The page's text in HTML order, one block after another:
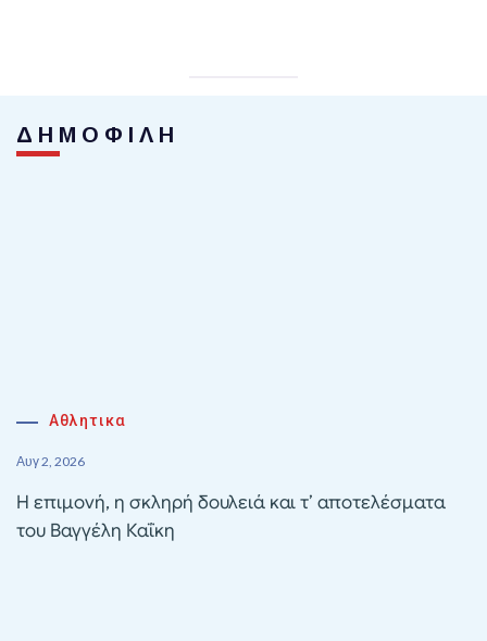
ΔΗΜΟΦΙΛΗ
Αθλητικα
Αυγ 2, 2026
Η επιμονή, η σκληρή δουλειά και τ’ αποτελέσματα
του Βαγγέλη Καΐκη